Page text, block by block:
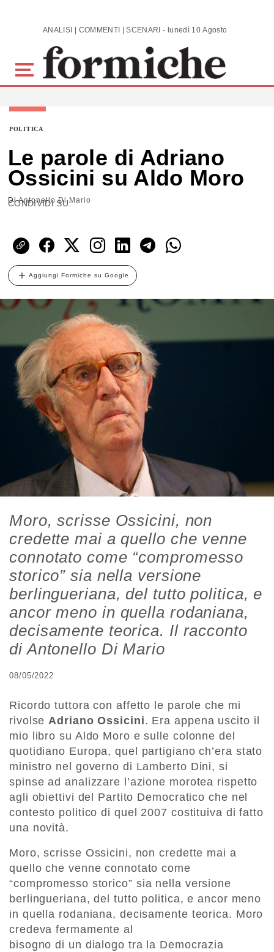
Skip to main content ANALISI | COMMENTI | SCENARI - lunedì 10 Agosto 2026
POLITICA
Le parole di Adriano
Ossicini su Aldo Moro
DiAntonello Di Mario
CONDIVIDI SU:
Aggiungi Formiche su Google
Moro, scrisse Ossicini, non
credette mai a quello che venne
connotato come “compromesso
storico” sia nella versione
berlingueriana, del tutto politica, e
ancor meno in quella rodaniana,
decisamente teorica. Il racconto
di Antonello Di Mario
08/05/2022
Ricordo tuttora con affetto le parole che mi
rivolseAdriano Ossicini. Era appena uscito il
mio libro su Aldo Moro e sulle colonne del
quotidiano Europa, quel partigiano ch’era stato
ministro nel governo di Lamberto Dini, si
spinse ad analizzare l’azione morotea rispetto
agli obiettivi del Partito Democratico che nel
contesto politico di quel 2007 costituiva di fatto
una novità.
Moro, scrisse Ossicini, non credette mai a
quello che venne connotato come
“compromesso storico” sia nella versione
berlingueriana, del tutto politica, e ancor meno
in quella rodaniana, decisamente teorica. Moro
credeva fermamente al
bisogno di un dialogo tra la Democrazia